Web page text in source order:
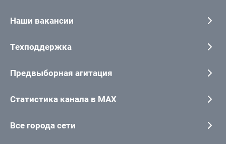
Наши вакансии
Техподдержка
Предвыборная агитация
Статистика канала в MAX
Все города сети